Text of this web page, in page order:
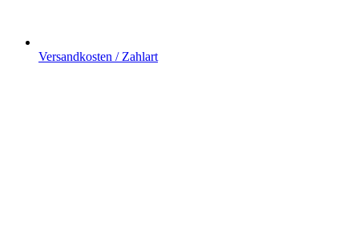
Versandkosten / Zahlart